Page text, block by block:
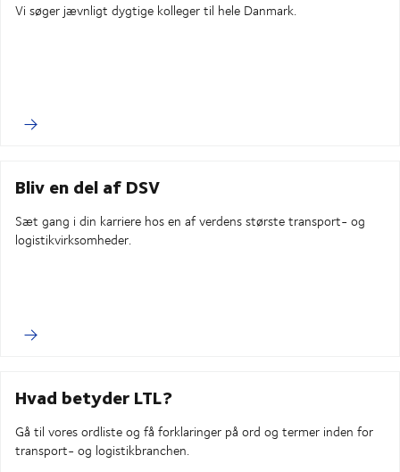
Vi søger jævnligt dygtige kolleger til hele Danmark.
Bliv en del af DSV
Sæt gang i din karriere hos en af ​​verdens største transport- og
logistikvirksomheder.
Hvad betyder LTL?
Gå til vores ordliste og få forklaringer på ord og termer inden for
transport- og logistikbranchen.